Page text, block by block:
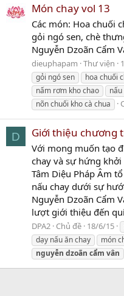
Món chay vol 13
Các món: Hoa chuối
gỏi ngó sen, chè
Nguyễn Dzoãn Cẩm
dieuphapam Thư viện
gỏi ngó sen
hoa chuối
nấm rơm kho chao
nõn chuối kho cà chua
D Giới thiệu chương
Với mong muốn tạo
chay và sự hứng
Tâm Diệu Pháp Âm
nấu chay dưới sự
Nguyễn Dzoãn Cẩm
lượt giới thiệu đến
DPA2 Chủ đề 18/6/15
dạy nấu ăn chay
món
nguyễn dzoãn cẩm vân